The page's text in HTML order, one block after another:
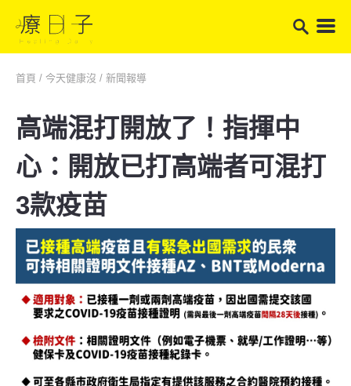
首頁 / 今天健康沒 / 新聞報導
高端混打開放了！指揮中
心：開放已打高端者可混打
3款疫苗